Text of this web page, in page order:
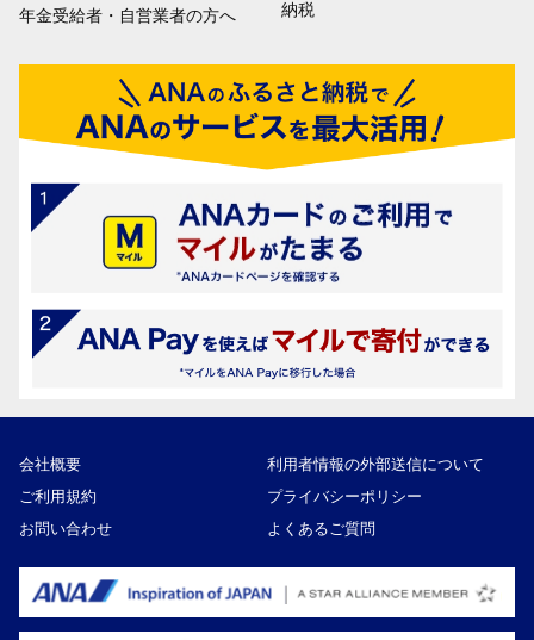
年金受給者・自営業者の方へ
納税
会社概要
利用者情報の外部送信について
ご利用規約
プライバシーポリシー
お問い合わせ
よくあるご質問